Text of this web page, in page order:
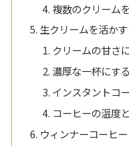
複数のクリーム
生クリームを活か
クリームの甘さ
濃厚な一杯にす
インスタントコ
コーヒーの温度
ウィンナーコーヒ